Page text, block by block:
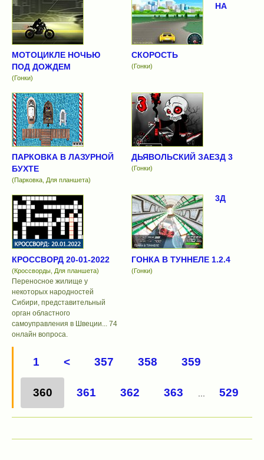
МОТОЦИКЛЕ НОЧЬЮ
ПОД ДОЖДЕМ
(Гонки)
НА
СКОРОСТЬ
(Гонки)
ПАРКОВКА В ЛАЗУРНОЙ
БУХТЕ
(Парковка, Для планшета)
ДЬЯВОЛЬСКИЙ ЗАЕЗД 3
(Гонки)
КРОССВОРД 20-01-2022
(Кроссворды, Для планшета)
Переносное жилище у
некоторых народностей
Сибири, представительный
орган областного
самоуправления в Швеции... 74
онлайн вопроса.
3Д
ГОНКА В ТУННЕЛЕ 1.2.4
(Гонки)
1 < 357 358 359
360 361 362 363 529